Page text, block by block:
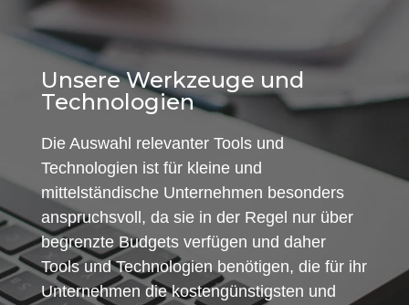
Unsere Werkzeuge und
Technologien
Die Auswahl relevanter Tools und
Technologien ist für kleine und
mittelständische Unternehmen besonders
anspruchsvoll, da sie in der Regel nur über
begrenzte Budgets verfügen und daher
Tools und Technologien benötigen, die für ihr
Unternehmen die kostengünstigsten und